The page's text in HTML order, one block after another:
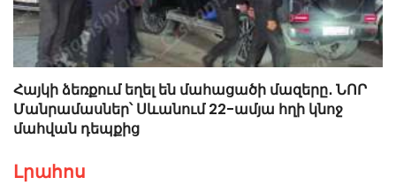
Հայկի ձեռքում եղել են մահացածի մազերը․ ՆՈՐ
Մանրամասներ՝ Սևանում 22-ամյա հղի կնոջ
մահվան դեպքից
Լրահոս